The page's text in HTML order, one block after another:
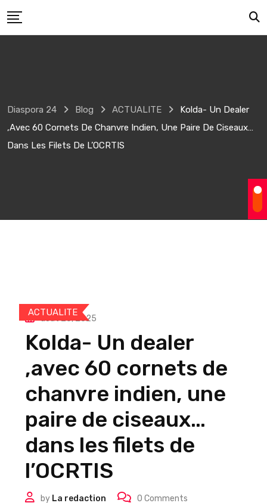
to
Diaspora 24 Blog ACTUALITE
Kolda- Un Dealer
,avec 60 Cornets De Chanvre Indien, Une Paire De Ciseaux…
Dans Les Filets De L’OCRTIS
ACTUALITE
août 20, 2025
Kolda- Un dealer
,avec 60 cornets de
chanvre indien, une
paire de ciseaux…
dans les filets de
l’OCRTIS
by La redaction 0 Comments